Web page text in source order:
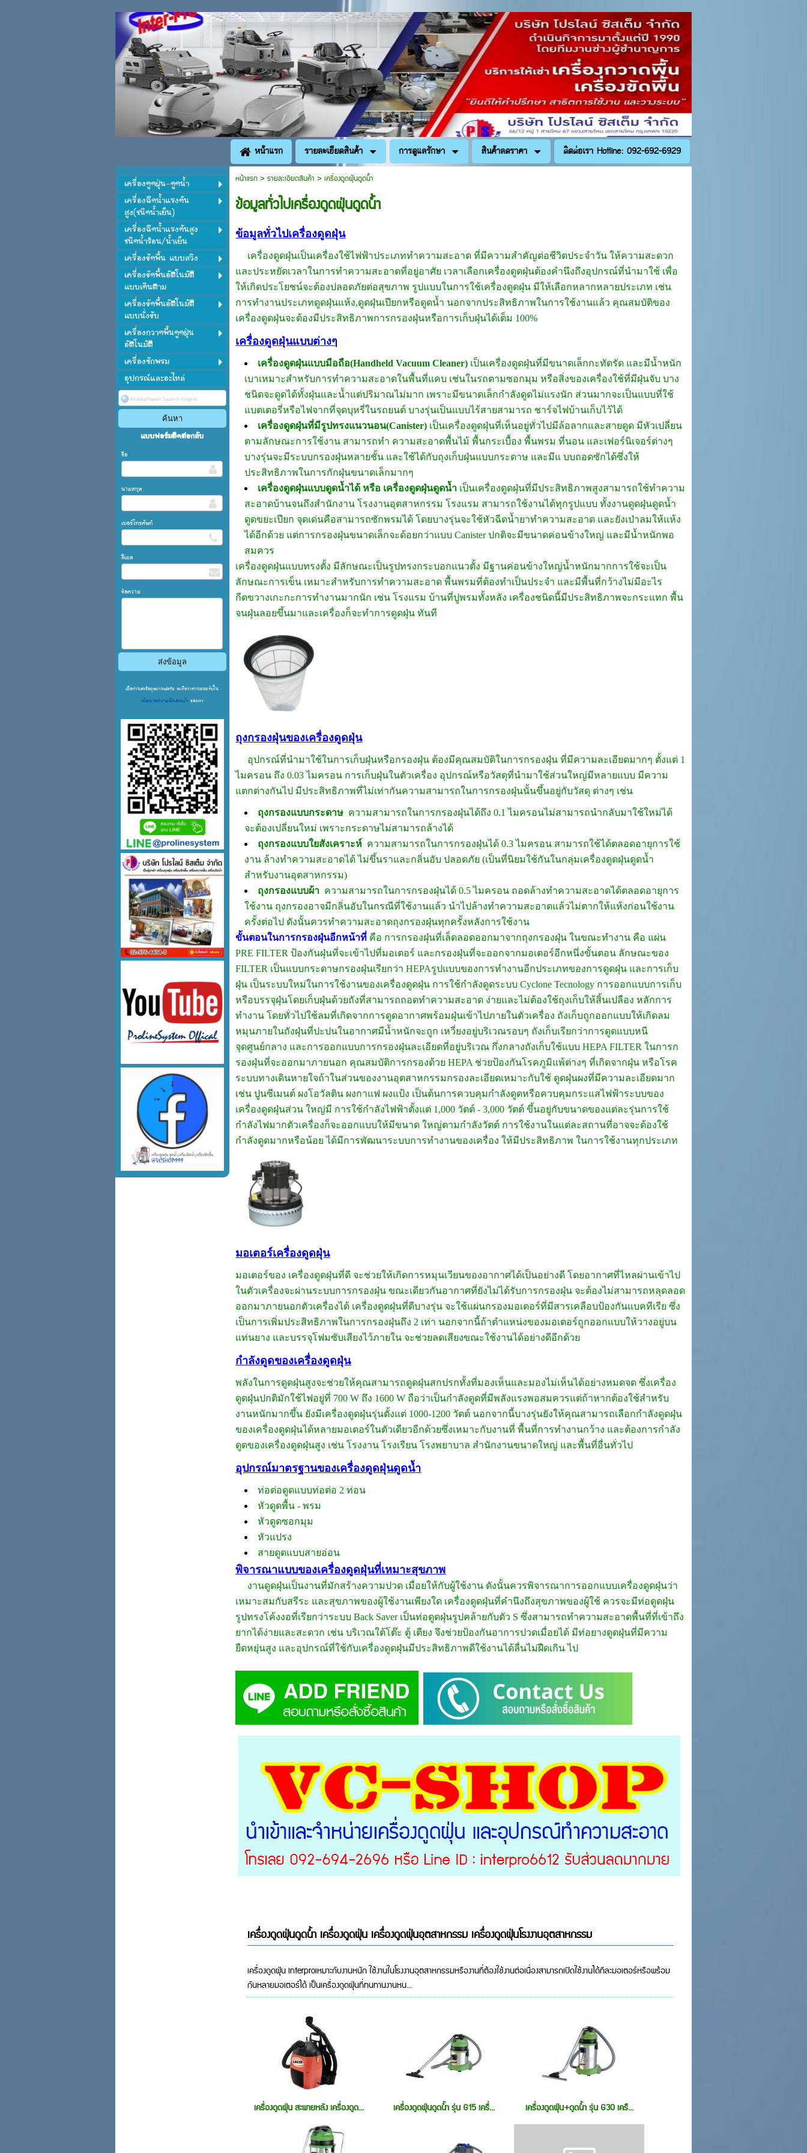
หน้าแรก รายละเอียดสินค้า การดูแลรักษา สินค้าลดราคา ติดต่อเรา Hotline: 092-692-6929
เครื่องดูดฝุ่น-ดูดน้ำ
เครื่องฉีดน้ำแรงดัน
สูง(ชนิดน้ำเย็น)
เครื่องฉีดน้ำแรงดันสูง
ชนิดน้ำร้อน/น้ำเย็น
เครื่องขัดพื้น แบบสวิง
เครื่องขัดพื้นอัตโนมัติ
แบบเดินตาม
เครื่องขัดพื้นอัตโนมัติ
แบบนั่งขับ
เครื่องกวาดพื้นดูดฝุ่น
อัตโนมัติ
เครื่องซักพรม
อุปกรณ์และอะไหล่
แบบฟอร์มติดต่อกลับ
ชื่อ
นามสกุล
เบอร์โทรศัพท์
อีเมล
ข้อความ
เมื่อท่านส่งข้อมูลผ่านฟอร์ม จะถือว่าท่านยอมรับใน
นโยบายความเป็นส่วนตัว ของเรา
หน้าแรก>รายละเอียดสินค้า >เครื่องดูดฝุ่นดูดน้ำ
ข้อมูลทั่วไปเครื่องดูดฝุ่นดูดน้ำ
ข้อมูลทั่วไปเครื่องดูดฝุ่น
เครื่องดูดฝุ่นเป็นเครื่องใช้ไฟฟ้าประเภททำความสะอาด ที่มีความสำคัญต่อชีวิตประจำวัน ให้ความสะดวก
และประหยัดเวลาในการทำความสะอาดที่อยู่อาศัย เวลาเลือกเครื่องดูดฝุ่นต้องคำนึงถึงอุปกรณ์ที่นำมาใช้ เพื่อ
ให้เกิดประโยชน์จะต้องปลอดภัยต่อสุขภาพ รูปแบบในการใช้เครื่องดูดฝุ่น มีให้เลือกหลากหลายประเภท เช่น
การทำงานประเภทดูดฝุ่นแห้ง,ดูดฝุ่นเปียกหรือดูดน้ำ นอกจากประสิทธิภาพในการใช้งานแล้ว คุณสมบัติของ
เครื่องดูดฝุ่นจะต้องมีประสิทธิภาพการกรองฝุ่นหรือการเก็บฝุ่นได้เต็ม 100%
เครื่องดูดฝุ่นแบบต่างๆ
เครื่องดูดฝุ่นแบบมือถือ(Handheld Vacuum Cleaner) เป็นเครื่องดูดฝุ่นที่มีขนาดเล็กกะทัดรัด และมีน้ำหนัก
เบาเหมาะสำหรับการทำความสะอาดในพื้นที่แคบ เช่นในรถตามซอกมุม หรือสิ่งของเครื่องใช้ที่มีฝุ่นจับ บาง
ชนิดจะดูดได้ทั้งฝุ่นและน้ำแต่ปริมาณไม่มาก เพราะมีขนาดเล็กกำลังดูดไม่แรงนัก ส่วนมากจะเป็นแบบที่ใช้
แบตเตอรี่หรือไฟจากที่จุดบุหรี่ในรถยนต์ บางรุ่นเป็นแบบไร้สายสามารถ ชาร์จไฟบ้านเก็บไว้ได้
เครื่องดูดฝุ่นที่มีรูปทรงแนวนอน(Canister) เป็นเครื่องดูดฝุ่นที่เห็นอยู่ทั่วไปมีล้อลากและสายดูด มีหัวเปลี่ยน
ตามลักษณะการใช้งาน สามารถทำ ความสะอาดพื้นไม้ พื้นกระเบื้อง พื้นพรม ที่นอน และเฟอร์นิเจอร์ต่างๆ
บางรุ่นจะมีระบบกรองฝุ่นหลายชั้น และใช้ได้กับถุงเก็บฝุ่นแบบกระดาษ และมีแ บบถอดซักได้ซึ่งให้
ประสิทธิภาพในการกักฝุ่นขนาดเล็กมากๆ
เครื่องดูดฝุ่นแบบดูดน้ำได้ หรือ เครื่องดูดฝุ่นดูดน้ำ เป็นเครื่องดูดฝุ่นที่มีประสิทธิภาพสูงสามารถใช้ทำความ
สะอาดบ้านจนถึงสำนักงาน โรงงานอุตสาหกรรม โรงแรม สามารถใช้งานได้ทุกรูปแบบ ทั้งงานดูดฝุ่นดูดน้ำ
ดูดขยะเปียก จุดเด่นคือสามารถซักพรมได้ โดยบางรุ่นจะใช้หัวฉีดน้ำยาทำความสะอาด และยังเป่าลมให้แห้ง
ได้อีกด้วย แต่การกรองฝุ่นขนาดเล็กจะด้อยกว่าแบบ Canister ปกติจะมีขนาดค่อนข้างใหญ่ และมีน้ำหนักพอ
สมควร
เครื่องดูดฝุ่นแบบทรงตั้ง มีลักษณะเป็นรูปทรงกระบอกแนวตั้ง มีฐานค่อนข้างใหญ่น้ำหนักมากการใช้จะเป็น
ลักษณะการเข็น เหมาะสำหรับการทำความสะอาด พื้นพรมที่ต้องทำเป็นประจำ และมีพื้นที่กว้างไม่มีอะไร
กีดขวางเกะกะการทำงานมากนัก เช่น โรงแรม บ้านที่ปูพรมทั้งหลัง เครื่องชนิดนี้มีประสิทธิภาพจะกระแทก พื้น
จนฝุ่นลอยขึ้นมาและเครื่องก็จะทำการดูดฝุ่น ทันที
ถุงกรองฝุ่นของเครื่องดูดฝุ่น
อุปกรณ์ที่นำมาใช้ในการเก็บฝุ่นหรือกรองฝุ่น ต้องมีคุณสมบัติในการกรองฝุ่น ที่มีความละเอียดมากๆ ตั้งแต่ 1
ไมครอน ถึง 0.03 ไมครอน การเก็บฝุ่นในตัวเครื่อง อุปกรณ์หรือวัสดุที่นำมาใช้ส่วนใหญ่มีหลายแบบ มีความ
แตกต่างกันไป มีประสิทธิภาพที่ไม่เท่ากันความสามารถในการกรองฝุ่นนั้นขึ้นอยู่กับวัสดุ ต่างๆ เช่น
ถุงกรองแบบกระดาษ ความสามารถในการกรองฝุ่นได้ถึง 0.1 ไมครอนไม่สามารถนำกลับมาใช้ใหม่ได้
จะต้องเปลี่ยนใหม่ เพราะกระดาษไม่สามารถล้างได้
ถุงกรองแบบใยสังเคราะห์ ความสามารถในการกรองฝุ่นได้ 0.3 ไมครอน สามารถใช้ได้ตลอดอายุการใช้
งาน ล้างทำความสะอาดได้ ไม่ขึ้นราและกลิ่นอับ ปลอดภัย (เป็นที่นิยมใช้กันในกลุ่มเครื่องดูดฝุ่นดูดน้ำ
สำหรับงานอุตสาหกรรม)
ถุงกรองแบบผ้า ความสามารถในการกรองฝุ่นได้ 0.5 ไมครอน ถอดล้างทำความสะอาดได้ตลอดอายุการ
ใช้งาน ถุงกรองอาจมีกลิ่นอับในกรณีที่ใช้งานแล้ว นำไปล้างทำความสะอาดแล้วไม่ตากให้แห้งก่อนใช้งาน
ครั้งต่อไป ดังนั้นควรทำความสะอาดถุงกรองฝุ่นทุกครั้งหลังการใช้งาน
ขั้นตอนในการกรองฝุ่นอีกหน้าที่ คือ การกรองฝุ่นที่เล็ดลอดออกมาจากถุงกรองฝุ่น ในขณะทำงาน คือ แผ่น
PRE FILTER ป้องกันฝุ่นที่จะเข้าไปที่มอเตอร์ และกรองฝุ่นที่จะออกจากมอเตอร์อีกหนึ่งขั้นตอน ลักษณะของ
FILTER เป็นแบบกระดาษกรองฝุ่นเรียกว่า HEPAรูปแบบของการทำงานอีกประเภทของการดูดฝุ่น และการเก็บ
ฝุ่น เป็นระบบใหม่ในการใช้งานของเครื่องดูดฝุ่น การใช้กำลังดูดระบบ Cyclone Tecnology การออกแบบการเก็บ
หรือบรรจุฝุ่นโดยเก็บฝุ่นด้วยถังที่สามารถถอดทำความสะอาด ง่ายและไม่ต้องใช้ถุงเก็บให้สิ้นเปลือง หลักการ
ทำงาน โดยทั่วไปใช้ลมที่เกิดจากการดูดอากาศพร้อมฝุ่นเข้าไปภายในตัวเครื่อง ถังเก็บถูกออกแบบให้เกิดลม
หมุนภายในถังฝุ่นที่ปะปนในอากาศมีน้ำหนักจะถูก เหวี่ยงอยู่บริเวณรอบๆ ถังเก็บเรียกว่าการดูดแบบหนี
จุดศูนย์กลาง และการออกแบบการกรองฝุ่นละเอียดที่อยู่บริเวณ กึ่งกลางถังเก็บใช้แบบ HEPA FILTER ในการก
รองฝุ่นที่จะออกมาภายนอก คุณสมบัติการกรองด้วย HEPA ช่วยป้องกันโรคภูมิแพ้ต่างๆ ที่เกิดจากฝุ่น หรือโรค
ระบบทางเดินหายใจถ้าในส่วนของงานอุตสาหกรรมกรองละเอียดเหมาะกับใช้ ดูดฝุ่นผงที่มีความละเอียดมาก
เช่น ปูนซีเมนต์ ผงโอวัลติน ผงกาแฟ ผงแป้ง เป็นต้นการควบคุมกำลังดูดหรือควบคุมกระแสไฟฟ้าระบบของ
เครื่องดูดฝุ่นส่วน ใหญ่มี การใช้กำลังไฟฟ้าตั้งแต่ 1,000 วัตต์ - 3,000 วัตต์ ขึ้นอยู่กับขนาดของแต่ละรุ่นการใช้
กำลังไฟมากตัวเครื่องก็จะออกแบบให้มีขนาด ใหญ่ตามกำลังวัตต์ การใช้งานในแต่ละสถานที่อาจจะต้องใช้
กำลังดูดมากหรือน้อย ได้มีการพัฒนาระบบการทำงานของเครื่อง ให้มีประสิทธิภาพ ในการใช้งานทุกประเภท
มอเตอร์เครื่องดูดฝุ่น
มอเตอร์ของ เครื่องดูดฝุ่นที่ดี จะช่วยให้เกิดการหมุนเวียนของอากาศได้เป็นอย่างดี โดยอากาศที่ไหลผ่านเข้าไป
ในตัวเครื่องจะผ่านระบบการกรองฝุ่น ขณะเดียวกันอากาศที่ยังไม่ได้รับการกรองฝุ่น จะต้องไม่สามารถหลุดลอด
ออกมาภายนอกตัวเครื่องได้ เครื่องดูดฝุ่นที่ดีบางรุ่น จะใช้แผ่นกรองมอเตอร์ที่มีสารเคลือบป้องกันแบคทีเรีย ซึ่ง
เป็นการเพิ่มประสิทธิภาพในการกรองฝุ่นถึง 2 เท่า นอกจากนี้ถ้าตำแหน่งของมอเตอร์ถูกออกแบบให้วางอยู่บน
แท่นยาง และบรรจุโฟมซับเสียงไว้ภายใน จะช่วยลดเสียงขณะใช้งานได้อย่างดีอีกด้วย
กำลังดูดของเครื่องดูดฝุ่น
พลังในการดูดฝุ่นสูงจะช่วยให้คุณสามารถดูดฝุ่นสกปรกทั้งที่มองเห็นและมองไม่เห็นได้อย่างหมดจด ซึ่งเครื่อง
ดูดฝุ่นปกติมักใช้ไฟอยู่ที่ 700 W ถึง 1600 W ถือว่าเป็นกำลังดูดที่มีพลังแรงพอสมควรแต่ถ้าหากต้องใช้สำหรับ
งานหนักมากขึ้น ยังมีเครื่องดูดฝุ่นรุ่นตั้งแต่ 1000-1200 วัตต์ นอกจากนี้บางรุ่นยังให้คุณสามารถเลือกกำลังดูดฝุ่น
ของเครื่องดูดฝุ่นได้หลายมอเตอร์ในตัวเดียวอีกด้วยซึ่งเหมาะกับงานที่ พื้นที่การทำงานกว้าง และต้องการกำลัง
ดูดของเครื่องดูดฝุ่นสูง เช่น โรงงาน โรงเรียน โรงพยาบาล สำนักงานขนาดใหญ่ และพื้นที่อื่นทั่วไป
อุปกรณ์มาตรฐานของเครื่องดูดฝุ่นดูดน้ำ
ท่อต่อดูดแบบท่อต่อ 2 ท่อน
หัวดูดพื้น - พรม
หัวดูดซอกมุม
หัวแปรง
สายดูดแบบสายอ่อน
พิจารณาแบบของเครื่องดูดฝุ่นที่เหมาะสุขภาพ
งานดูดฝุ่นเป็นงานที่มักสร้างความปวด เมื่อยให้กับผู้ใช้งาน ดังนั้นควรพิจารณาการออกแบบเครื่องดูดฝุ่นว่า
เหมาะสมกับสรีระ และสุขภาพของผู้ใช้งานเพียงใด เครื่องดูดฝุ่นที่คำนึงถึงสุขภาพของผู้ใช้ ควรจะมีท่อดูดฝุ่น
รูปทรงโค้งงอที่เรียกว่าระบบ Back Saver เป็นท่อดูดฝุ่นรูปคล้ายกับตัว S ซึ่งสามารถทำความสะอาดพื้นที่ที่เข้าถึง
ยากได้ง่ายและสะดวก เช่น บริเวณใต้โต๊ะ ตู้ เตียง จึงช่วยป้องกันอาการปวดเมื่อยได้ มีท่อยางดูดฝุ่นที่มีความ
ยืดหยุ่นสูง และอุปกรณ์ที่ใช้กับเครื่องดูดฝุ่นมีประสิทธิภาพดีใช้งานได้ลื่นไม่ฝืดเกิน ไป
เครื่องดูดฝุ่นดูดน้ำ เครื่องดูดฝุ่น เครื่องดูดฝุ่นอุตสาหกรรม เครื่องดูดฝุ่นโรงงานอุตสาหกรรม
เครื่องดูดฝุ่น interproเหมาะกับงานหนัก ใช้งานในโรงงานอุตสาหกรรมหรืองานที่ต้องใช้งานต่อเนื่องสามารถเปิดใช้งานได้ทีละมอเตอร์หรือพร้อม
กันหลายมอเตอร์ได้ เป็นเครื่องดูดฝุ่นที่ทนทานงานหน...
เครื่องดูดฝุ่น สะพายหลัง เครื่องดูด... เครื่องดูดฝุ่นดูดน้ำ รุ่น G15 เครื่... เครื่องดูดฝุ่น+ดูดน้ำ รุ่น G30 เครื...